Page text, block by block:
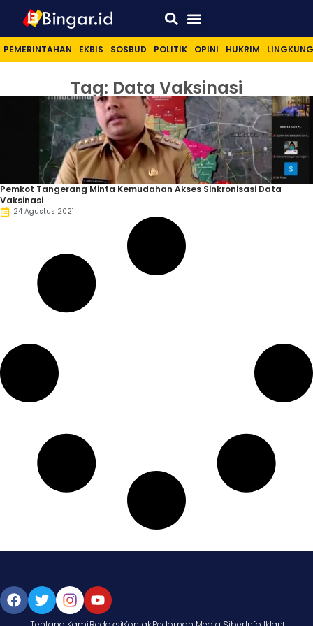
PEMERINTAHAN EKBIS SOSBUD POLITIK OPINI HUKRIM
Tag: Data Vaksinasi
Pemkot Tangerang Minta Kemudahan Akses Sinkronisasi Data
Vaksinasi
24 Agustus 2021